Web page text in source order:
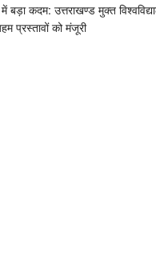
में बड़ा कदम: उत्तराखण्ड मुक्त
प्रस्तावों को मंजूरी